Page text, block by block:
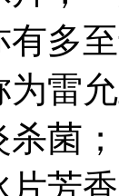
有多
为雷
杀菌
片芳